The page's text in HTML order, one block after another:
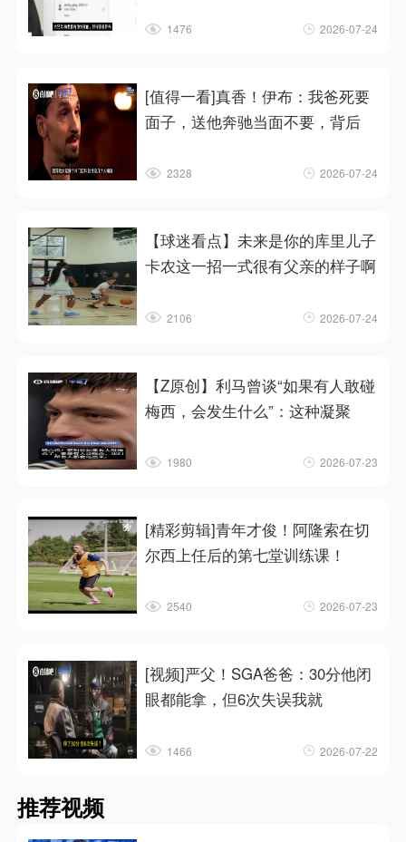
1476 2026-07-24
[值得一看]真香！伊布：我爸死要
面子，送他奔驰当面不要，背后
2328 2026-07-24
【球迷看点】未来是你的库里儿子
卡农这一招一式很有父亲的样子啊
2106 2026-07-24
【Z原创】利马曾谈“如果有人敢碰
梅西，会发生什么”：这种凝聚
1980 2026-07-23
[精彩剪辑]青年才俊！阿隆索在切
尔西上任后的第七堂训练课！
2540 2026-07-23
[视频]严父！SGA爸爸：30分他闭
眼都能拿，但6次失误我就
1466 2026-07-22
推荐视频